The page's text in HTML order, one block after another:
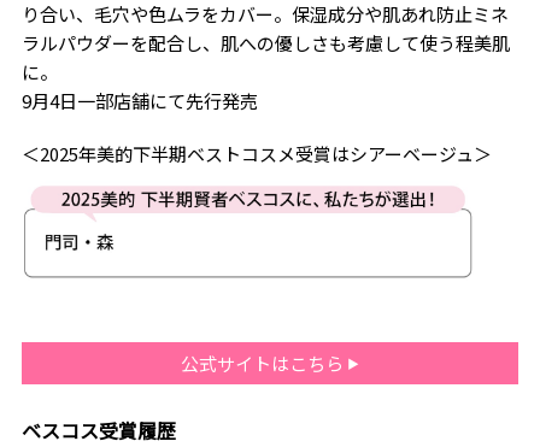
り合い、毛穴や色ムラをカバー。保湿成分や肌あれ防止ミネ
ラルパウダーを配合し、肌への優しさも考慮して使う程美肌
に。
9月4日一部店舗にて先行発売
＜2025年美的下半期ベストコスメ受賞はシアーベージュ＞
公式サイトはこちら
ベスコス受賞履歴